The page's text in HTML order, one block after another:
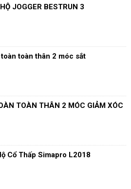
JOGGER BESTRUN 3
toàn toàn thân 2 móc sắt
TOÀN THÂN 2 MÓC GIẢM XÓC
Cổ Thấp Simapro L2018